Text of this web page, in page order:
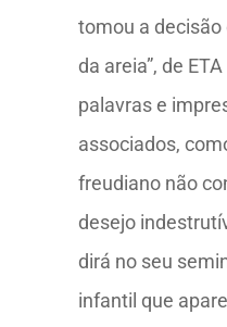
tomou a decisão
da areia”, de
palavras e
associados,
freudiano não
desejo
dirá no seu
infantil que